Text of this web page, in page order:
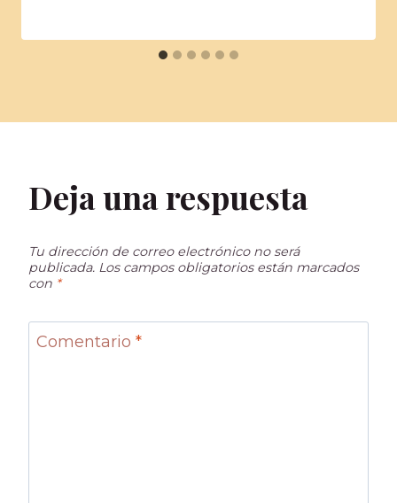
Deja una respuesta
Tu dirección de correo electrónico no será
publicada. Los campos obligatorios están marcados
con *
Comentario *